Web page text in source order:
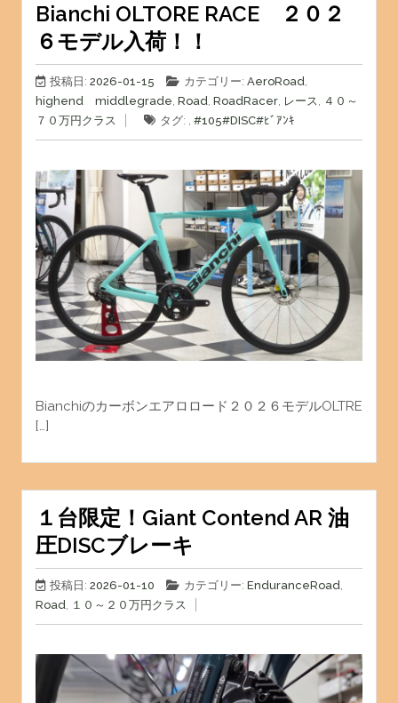
Bianchi OLTORE RACE ２０２
６モデル入荷！！
投稿日: 2026-01-15 カテゴリー: AeroRoad,
highend middlegrade, Road, RoadRacer, レース, ４０～
７０万円クラス
タグ: , #105#DISC#ﾋﾞｱﾝｷ
Bianchiのカーボンエアロロード２０２６モデルOLTRE
[…]
１台限定！Giant Contend AR 油
圧DISCブレーキ
投稿日: 2026-01-10 カテゴリー: EnduranceRoad,
Road, １０～２０万円クラス